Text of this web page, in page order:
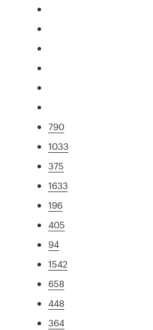
790
1033
375
1633
196
405
94
1542
658
448
364